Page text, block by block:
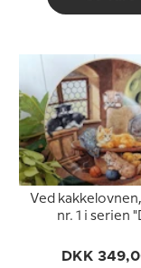
Ved
nr. 1 i serien
Kahla
DKK